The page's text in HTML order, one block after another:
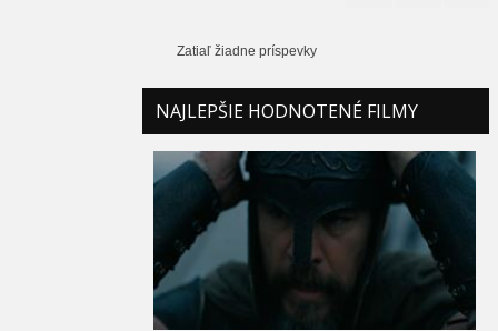
Zatiaľ žiadne príspevky
NAJLEPŠIE HODNOTENÉ FILMY